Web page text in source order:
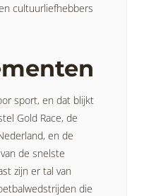
cultuurliefhebbers
sport, en dat blijkt
Gold Race, de
en de
de snelste
zijn er tal van
die